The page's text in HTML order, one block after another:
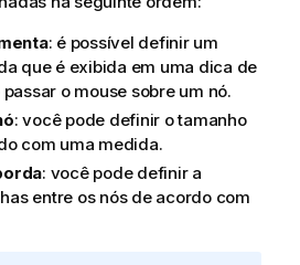
: é possível definir um
que é exibida em uma dica de
o mouse sobre um nó.
: você pode definir o tamanho
com uma medida.
: você pode definir a
entre os nós de acordo com